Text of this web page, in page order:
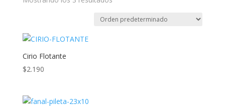
Cirio Flotante
$2.190